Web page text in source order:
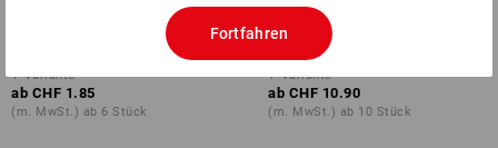
1 Variante
ab CHF 1.85
(m. MwSt.) ab 6 Stück
e.s. LED-Inspektionslampe
1 Variante
ab CHF 10.90
(m. MwSt.) ab 10 Stück
Fortfahren